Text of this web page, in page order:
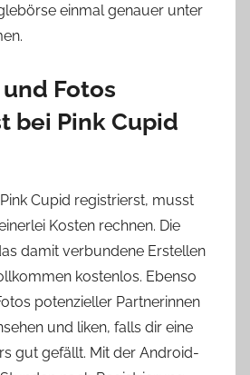
einmal genauer unter
Fotos
bei Pink Cupid
Cupid registrierst, musst
Kosten rechnen. Die
damit verbundene Erstellen
kostenlos. Ebenso
potenzieller Partnerinnen
und liken, falls dir eine
gut gefällt. Mit der Android-